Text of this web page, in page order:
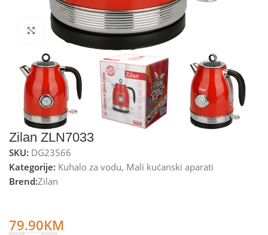
Kliknite za uvećanje
Zilan ZLN7033
SKU: DG23566
Kategorije: Kuhalo za vodu, Mali kućanski aparati
Brend:Zilan
79.90KM